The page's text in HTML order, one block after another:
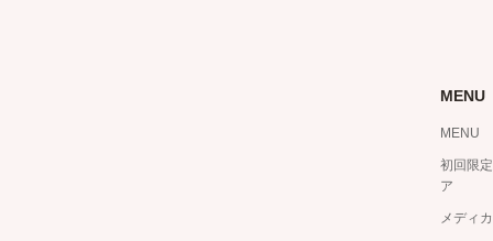
MENU
MENU
初回限
ア
メディ